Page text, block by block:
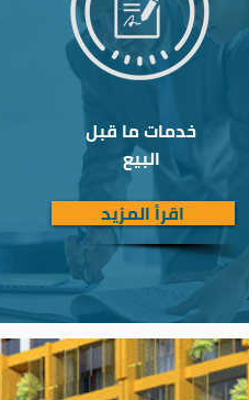
خدمات ما قبل
البيع
اقرأ المزيد